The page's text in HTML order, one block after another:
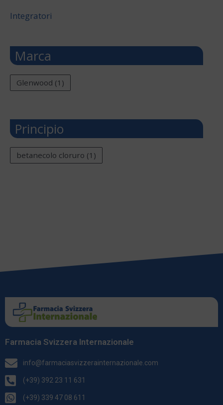
Integratori
Marca
Glenwood (1)
Principio
betanecolo cloruro (1)
Farmacia Svizzera Internazionale
info@farmaciasvizzerainternazionale.com
(+39) 392 23 11 631
(+39) 339 47 08 611